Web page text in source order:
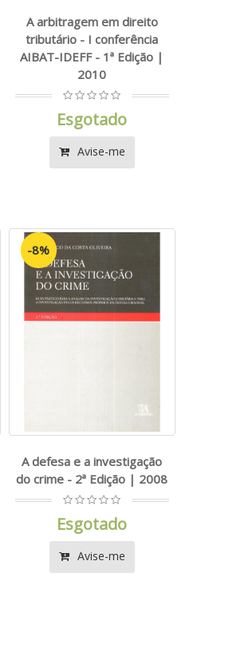
A arbitragem em direito
tributário - I conferência
AIBAT-IDEFF - 1ª Edição |
2010
Esgotado
Avise-me
-8%
A defesa e a investigação
do crime - 2ª Edição | 2008
Esgotado
Avise-me